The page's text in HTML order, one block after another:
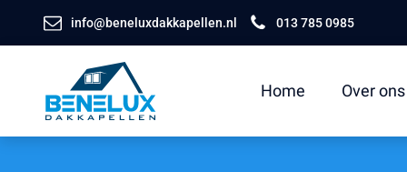
info@beneluxdakkapellen.nl 013 785 0985
Home Over ons